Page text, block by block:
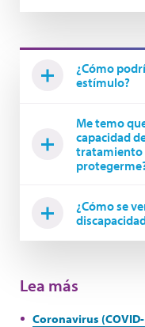
¿Cómo
estímulo?
Me temo
capacidad
tratamiento
¿Cómo se
Lea más
Coronavirus